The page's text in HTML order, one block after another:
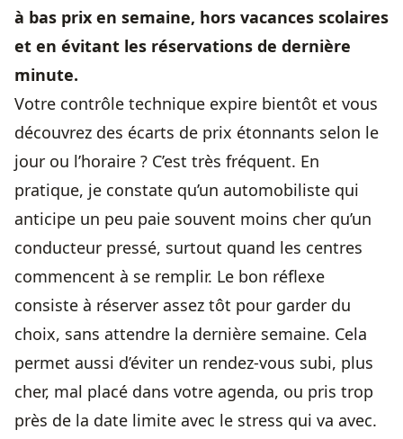
à bas prix en semaine, hors vacances scolaires
et en évitant les réservations de dernière
minute.
Votre contrôle technique expire bientôt et vous
découvrez des écarts de prix étonnants selon le
jour ou l’horaire ? C’est très fréquent. En
pratique, je constate qu’un automobiliste qui
anticipe un peu paie souvent moins cher qu’un
conducteur pressé, surtout quand les centres
commencent à se remplir. Le bon réflexe
consiste à réserver assez tôt pour garder du
choix, sans attendre la dernière semaine. Cela
permet aussi d’éviter un rendez-vous subi, plus
cher, mal placé dans votre agenda, ou pris trop
près de la date limite avec le stress qui va avec.